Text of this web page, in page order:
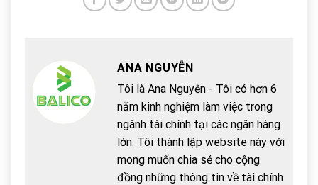
ANA NGUYỄN
Tôi là Ana Nguyễn - Tôi có hơn 6
năm kinh nghiệm làm việc trong
ngành tài chính tại các ngân hàng
lớn. Tôi thành lập website này với
mong muốn chia sẻ cho cộng
đồng những thông tin về tài chính